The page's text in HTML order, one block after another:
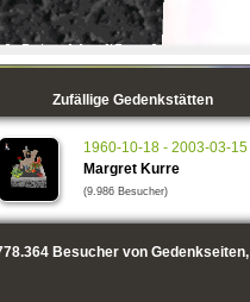
Zufällige Gedenkstätten
1960-10-18 - 2003-03-15
Margret Kurre
(9.986 Besucher)
Besucher von Gedenkseiten,